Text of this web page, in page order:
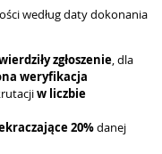
według daty dokonania
zgłoszenie, dla
weryfikacja
w liczbie
20%danej